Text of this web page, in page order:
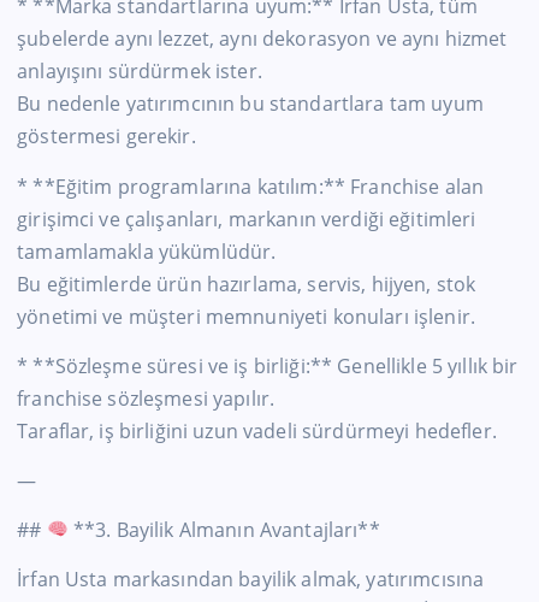
* **Marka standartlarına uyum:** İrfan Usta, tüm
şubelerde aynı lezzet, aynı dekorasyon ve aynı hizmet
anlayışını sürdürmek ister.
Bu nedenle yatırımcının bu standartlara tam uyum
göstermesi gerekir.
* **Eğitim programlarına katılım:** Franchise alan
girişimci ve çalışanları, markanın verdiği eğitimleri
tamamlamakla yükümlüdür.
Bu eğitimlerde ürün hazırlama, servis, hijyen, stok
yönetimi ve müşteri memnuniyeti konuları işlenir.
* **Sözleşme süresi ve iş birliği:** Genellikle 5 yıllık bir
franchise sözleşmesi yapılır.
Taraflar, iş birliğini uzun vadeli sürdürmeyi hedefler.
—
##
**3. Bayilik Almanın Avantajları**
İrfan Usta markasından bayilik almak, yatırımcısına